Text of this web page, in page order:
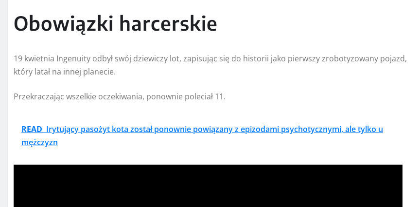
Obowiązki harcerskie
19 kwietnia Ingenuity odbył swój dziewiczy lot, zapisując się do historii jako pierwszy zrobotyzowany pojazd,
który latał na innej planecie.
Przekraczając wszelkie oczekiwania, ponownie poleciał 11.
READ Irytujący pasożyt kota został ponownie powiązany z epizodami psychotycznymi, ale tylko u
mężczyzn